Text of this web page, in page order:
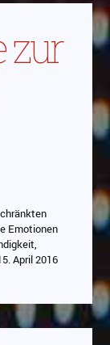
zur
Emotionen
April 2016